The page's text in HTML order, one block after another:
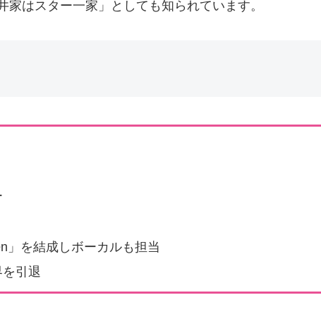
はスター一家」としても知られています。
」を結成しボーカルも担当
引退